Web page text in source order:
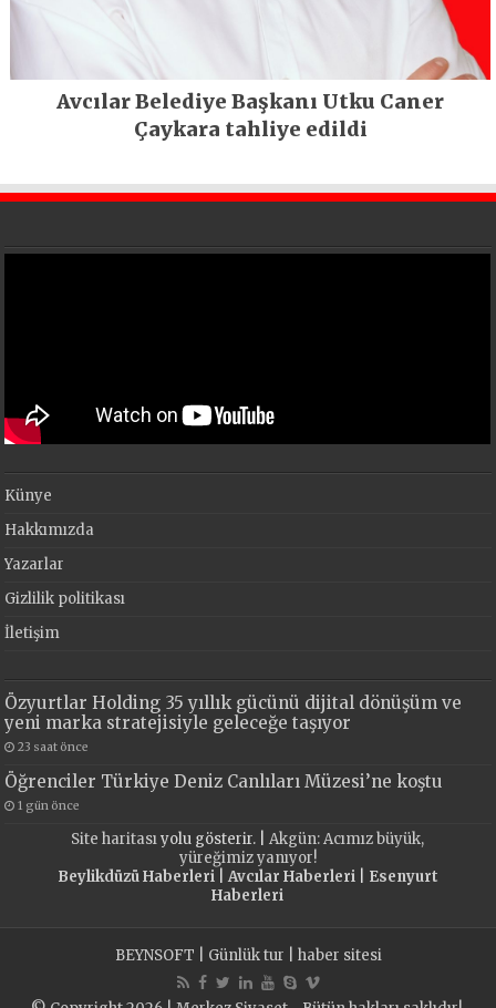
Avcılar Belediye Başkanı Utku Caner
Çaykara tahliye edildi
Künye
Hakkımızda
Yazarlar
Gizlilik politikası
İletişim
Özyurtlar Holding 35 yıllık gücünü dijital dönüşüm ve
yeni marka stratejisiyle geleceğe taşıyor
23 saat önce
Öğrenciler Türkiye Deniz Canlıları Müzesi’ne koştu
1 gün önce
Site haritasıyolu gösterir. |Akgün: Acımız büyük,
yüreğimiz yanıyor!
Beylikdüzü Haberleri| Avcılar Haberleri| Esenyurt
Haberleri
BEYNSOFT Günlük tur haber sitesi